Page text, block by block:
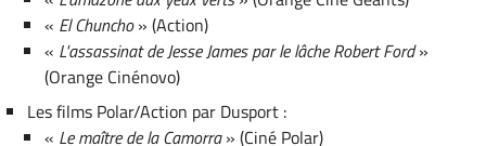
« El Chuncho» (Action)
« L'assassinat de Jesse James par le lâche Robert Ford»
(Orange Cinénovo)
Les films Polar/Action par Dusport :
« Le maître de la Camorra» (Ciné Polar)